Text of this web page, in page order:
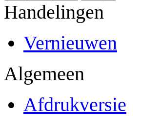
Handelingen
Vernieuwen
Algemeen
Afdrukversie